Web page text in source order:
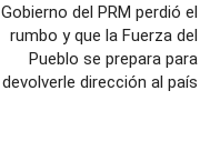
Gobierno del PRM perdió el
rumbo y que la Fuerza del
Pueblo se prepara para
devolverle dirección al país